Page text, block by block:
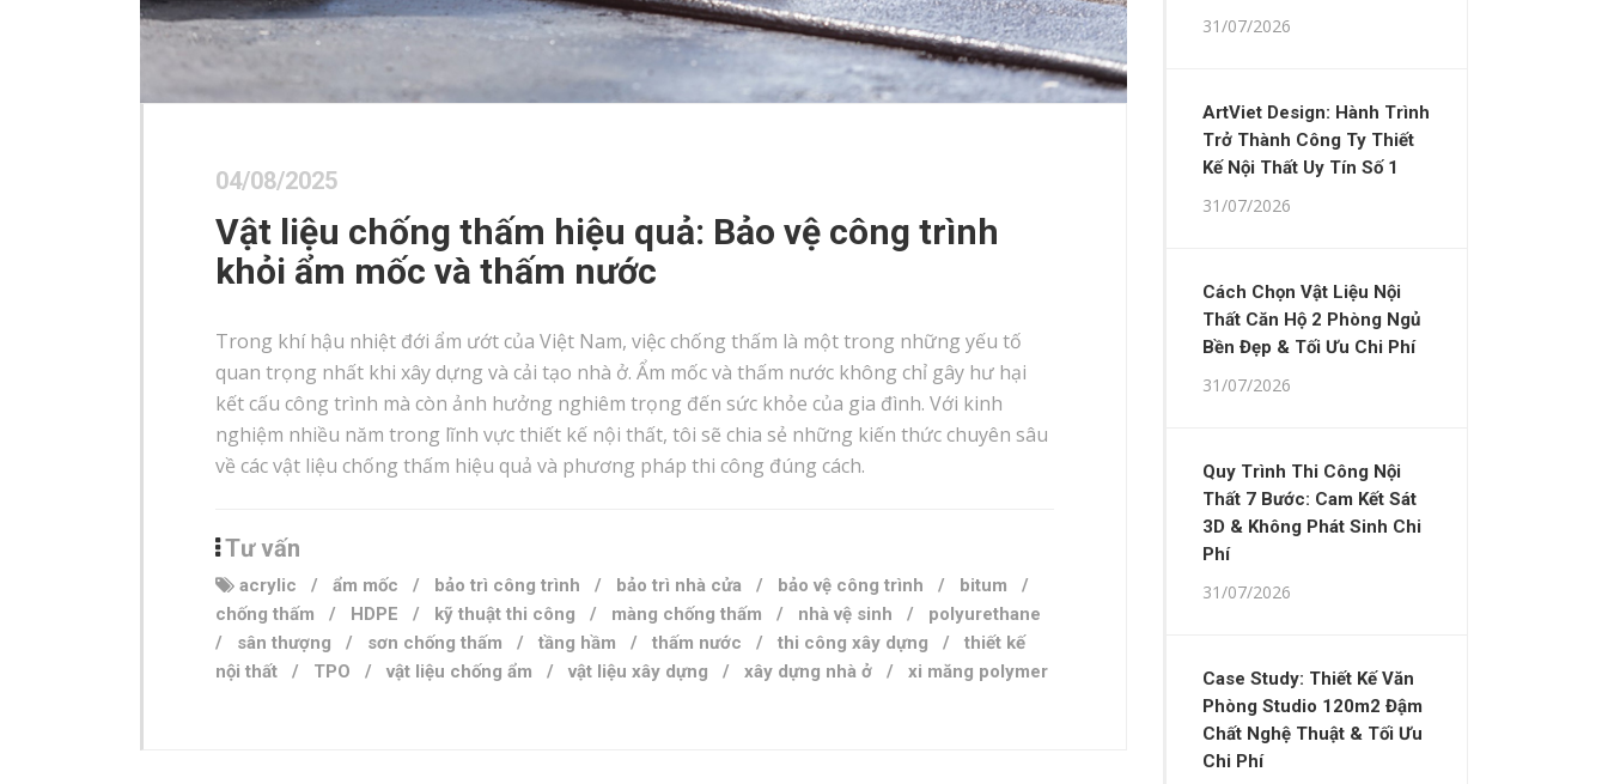
04/08/2025
Vật liệu chống thấm hiệu quả: Bảo vệ công trình
khỏi ẩm mốc và thấm nước
Trong khí hậu nhiệt đới ẩm ướt của Việt Nam, việc chống thấm là một trong những yếu tố
quan trọng nhất khi xây dựng và cải tạo nhà ở. Ẩm mốc và thấm nước không chỉ gây hư hại
kết cấu công trình mà còn ảnh hưởng nghiêm trọng đến sức khỏe của gia đình. Với kinh
nghiệm nhiều năm trong lĩnh vực thiết kế nội thất, tôi sẽ chia sẻ những kiến thức chuyên sâu
về các vật liệu chống thấm hiệu quả và phương pháp thi công đúng cách.
Tư vấn
acrylic / ẩm mốc / bảo trì công trình / bảo trì nhà cửa / bảo vệ công trình / bitum /
chống thấm / HDPE / kỹ thuật thi công / màng chống thấm / nhà vệ sinh / polyurethane
/ sân thượng / sơn chống thấm / tầng hầm / thấm nước / thi công xây dựng / thiết kế
nội thất / TPO / vật liệu chống ẩm / vật liệu xây dựng / xây dựng nhà ở / xi măng polymer
31/07/2026
ArtViet Design: Hành Trình
Trở Thành Công Ty Thiết
Kế Nội Thất Uy Tín Số 1
31/07/2026
Cách Chọn Vật Liệu Nội
Thất Căn Hộ 2 Phòng Ngủ
Bền Đẹp & Tối Ưu Chi Phí
31/07/2026
Quy Trình Thi Công Nội
Thất 7 Bước: Cam Kết Sát
3D & Không Phát Sinh Chi
Phí
31/07/2026
Case Study: Thiết Kế Văn
Phòng Studio 120m2 Đậm
Chất Nghệ Thuật & Tối Ưu
Chi Phí